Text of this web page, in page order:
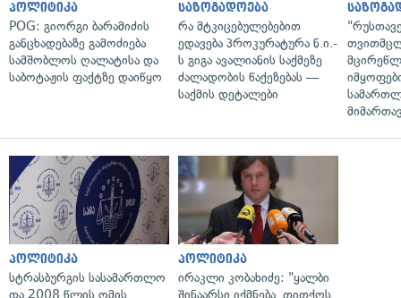
პოლიტიკა
POG: გიორგი ბარამიძის
განცხადებაზე გამოძიება
სამშობლოს ღალატისა და
საბოტაჟის ფაქტზე დაიწყო
საზოგადოება
რა მტკიცებულებებით
ედავება პროკურატურა ნ.ი.-
ს გიგა ავალიანის საქმეზე
ძალადობის წაქეზებას —
საქმის დეტალები
პოლიტიკა
სტრასბურგის სასამართლო
და 2008 წლის ომის
პოლიტიკა
ირაკლი კობახიძე: "ყალბი
შინაარსი იქმნება, თითქოს